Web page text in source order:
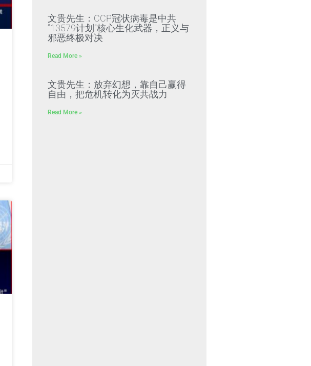
文贵先生：CCP冠状病毒是中共
“13579计划”核心生化武器，正义与
邪恶终极对决
Read More »
文贵先生：放弃幻想，靠自己赢得
自由，把危机转化为灭共战力
Read More »